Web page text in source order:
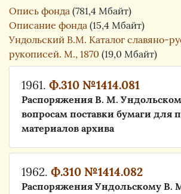
Опись фонда (781,4 Мбайт)
Описание фонда (15,4 Мбайт)
Ундольский В.М. Каталог славяно-
рукописей. М., 1870 (19,0 Мбайт)
1961. Ф.310 №1414.081
Распоряжения В. М.
вопросам поставки бумаги для
материалов архива
1962. Ф.310 №1414.082
Распоряжения Ундольскому В.